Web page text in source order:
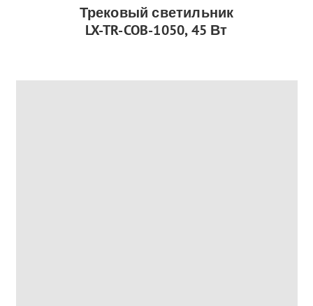
Трековый светильник
LX-TR-COB-1050, 45 Вт